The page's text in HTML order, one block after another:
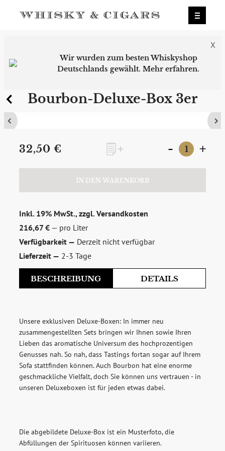
X
Wir wurden zum besten Whiskyshop
Deutschlands gewählt.Mehr erfahren.
Inkl. 19% MwSt., zzgl.Versandkosten
216,67 € — pro Liter
Verfügbarkeit — Derzeit nicht verfügbar
Lieferzeit — 2-3 Tage
32,50 € - +
IN DEN WARENKORB
Bourbon-Deluxe-Box 3er
BESCHREIBUNG DETAILS
Unsere exklusiven Deluxe-Boxen: In immer neu
zusammengestellten Sets bringen wir Ihnen sowie Ihren
Lieben das aromatische Universum des hochprozentigen
Genusses nah. So nah, dass Tastings fortan sogar auf Ihrem
Sofa stattfinden können. Auch Bourbon hat eine enorme
geschmackliche Vielfalt, doch Sie können uns vertrauen - in
unseren Deluxeboxen ist für jeden etwas dabei.
Die abgebildete Deluxe-Box ist ein Musterfoto, die
Abfüllungen der Spirituosen können variieren.
Herkunft:
USA
Marke:
Whisky & Cigars
Typ:
Whisky & Cigars
Exklusivität:
zum Newsletter anmelden
Möchten Sie ein für Newsletter-Abonnenten exklusives
sowie Online-Shops, unsere limitierten Tastings und Events
auf dem Laufenden gehalten werden? Dann melden Sie sich
hier für unseren Newsletter an! Es lohnt sich!